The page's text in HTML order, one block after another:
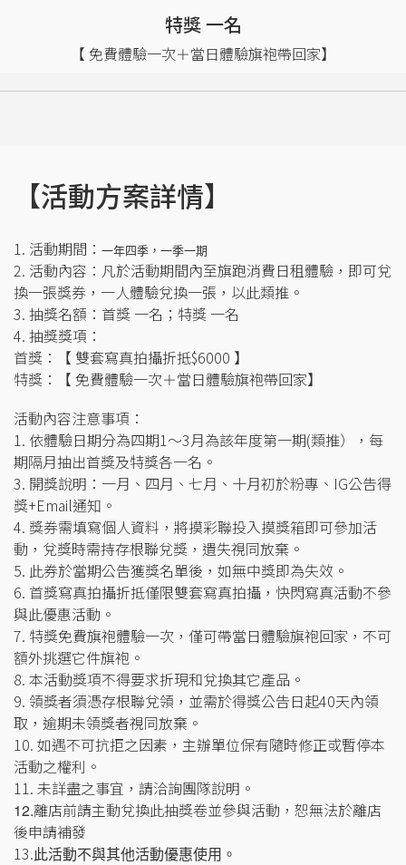
特獎 一名
【 免費體驗一次＋當日體驗旗袍帶回家】
【活動方案詳情】
1. 活動期間： 一年四季，一季一期
2. 活動內容：凡於活動期間內至旗跑消費日租體驗，即可兌
換一張獎券，一人體驗兌換一張，以此類推。
3. 抽獎名額：首獎 一名；特獎 一名
4. 抽獎獎項：
首獎：【 雙套寫真拍攝折抵$6000 】
特獎：【 免費體驗一次＋當日體驗旗袍帶回家】
活動內容注意事項：
1. 依體驗日期分為四期1～3月為該年度第一期(類推），每
期隔月抽出首獎及特獎各一名。
3. 開獎說明：一月、四月、七月、十月初於粉專、IG公告得
獎+Email通知。
4. 獎券需填寫個人資料，將摸彩聯投入摸獎箱即可參加活
動，兌獎時需持存根聯兌獎，遺失視同放棄。
5. 此券於當期公告獲獎名單後，如無中獎即為失效。
6. 首獎寫真拍攝折抵僅限雙套寫真拍攝，快閃寫真活動不參
與此優惠活動。
7. 特獎免費旗袍體驗一次，僅可帶當日體驗旗袍回家，不可
額外挑選它件旗袍。
8. 本活動獎項不得要求折現和兌換其它產品。
9. 領獎者須憑存根聯兌領，並需於得獎公告日起40天內領
取，逾期未領獎者視同放棄。
10. 如遇不可抗拒之因素，主辦單位保有隨時修正或暫停本
活動之權利。
11. 未詳盡之事宜，請洽詢團隊說明。
12.離店前請主動兌換此抽獎卷並參與活動，恕無法於離店
後申請補發
13.此活動不與其他活動優惠使用。